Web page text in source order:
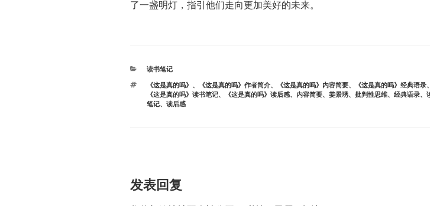
了一盏明灯，指引他们走向更加美好的未来。
分
读书笔记
标
签
《这是真的吗》 、 《这是真的吗》作者简介、 《这是真的吗》内容简要、 《这是真的吗》经典语录、
《这是真的吗》读书笔记、 《这是真的吗》读后感、 内容简要、 姜景琇、 批判性思维、 经典语录、
笔记、 读后感
发表回复